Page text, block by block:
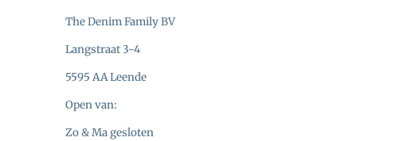
The Denim Family BV
Langstraat 3-4
5595 AA Leende
Open van:
Zo & Ma gesloten